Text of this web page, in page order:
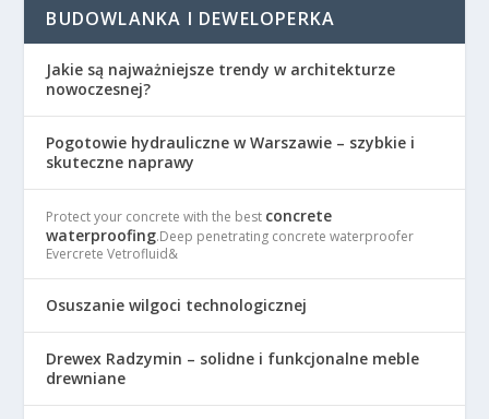
BUDOWLANKA I DEWELOPERKA
Jakie są najważniejsze trendy w architekturze
nowoczesnej?
Pogotowie hydrauliczne w Warszawie – szybkie i
skuteczne naprawy
Protect your concrete with the best concrete
waterproofing.Deep penetrating concrete waterproofer
Evercrete Vetrofluid&
Osuszanie wilgoci technologicznej
Drewex Radzymin – solidne i funkcjonalne meble
drewniane